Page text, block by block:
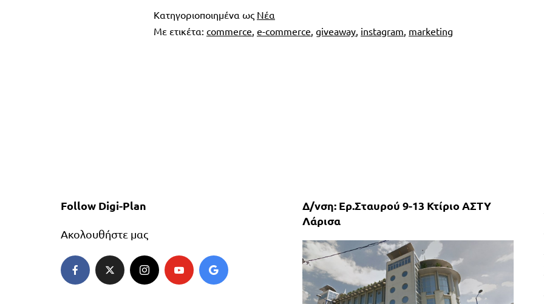
Κατηγοριοποιημένα ως Νέα
Με ετικέτα: commerce e-commerce giveaway instagram marketing
Follow Digi-Plan
Ακολουθήστε μας
Δ/νση: Ερ.Σταυρού 9-13 Κτίριο ΑΣΤΥ
Λάρισα